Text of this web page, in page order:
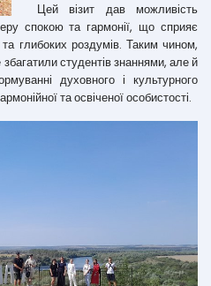
Цей візит дав можливість
спокою та гармонії, що сприяє
та глибоких роздумів. Таким чином,
збагатили студентів знаннями, але й
духовного і культурного
та освіченої особистості.